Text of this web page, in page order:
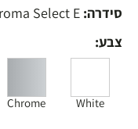
סידרה:
צבע:
White
Chrome